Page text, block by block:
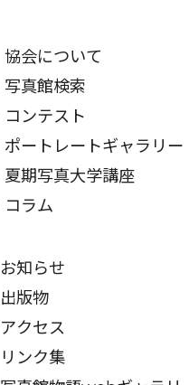
協会について
写真館検索
コンテスト
ポートレートギャラリー
夏期写真大学講座
コラム
お知らせ
出版物
アクセス
リンク集